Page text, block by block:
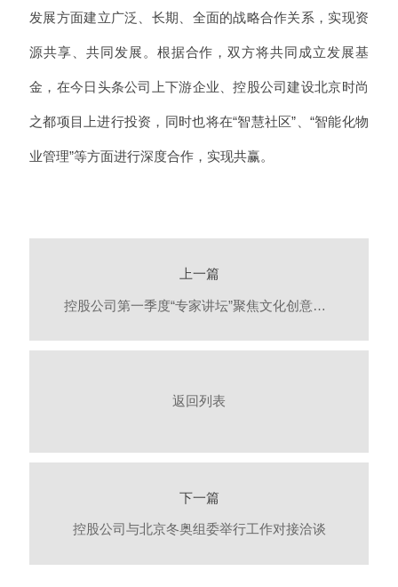
发展方面建立广泛、长期、全面的战略合作关系，实现资
源共享、共同发展。根据合作，双方将共同成立发展基
金，在今日头条公司上下游企业、控股公司建设北京时尚
之都项目上进行投资，同时也将在“智慧社区”、“智能化物
业管理”等方面进行深度合作，实现共赢。
上一篇
控股公司第一季度“专家讲坛”聚焦文化创意产业发展
返回列表
下一篇
控股公司与北京冬奥组委举行工作对接洽谈